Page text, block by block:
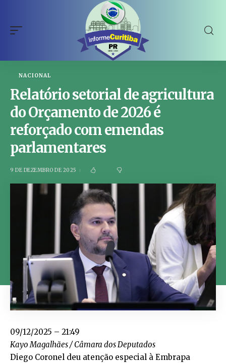
NACIONAL
Relatório setorial de agricultura
do Orçamento de 2026 é
reforçado com emendas
parlamentares
9 DE DEZEMBRO DE 2025
09/12/2025 – 21:49
Kayo Magalhães / Câmara dos Deputados
Diego Coronel deu atenção especial à Embrapa